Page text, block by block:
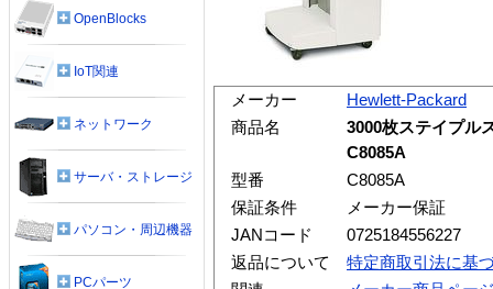
メーカー
Hewlett-Packard
商品名
3000枚ステイプル
C8085A
型番
C8085A
保証条件
メーカー保証
JANコード
0725184556227
返品について
特定商取引法に基
OpenBlocks
IoT関連
ネットワーク
サーバ・ストレージ
パソコン・周辺機器
PCパーツ